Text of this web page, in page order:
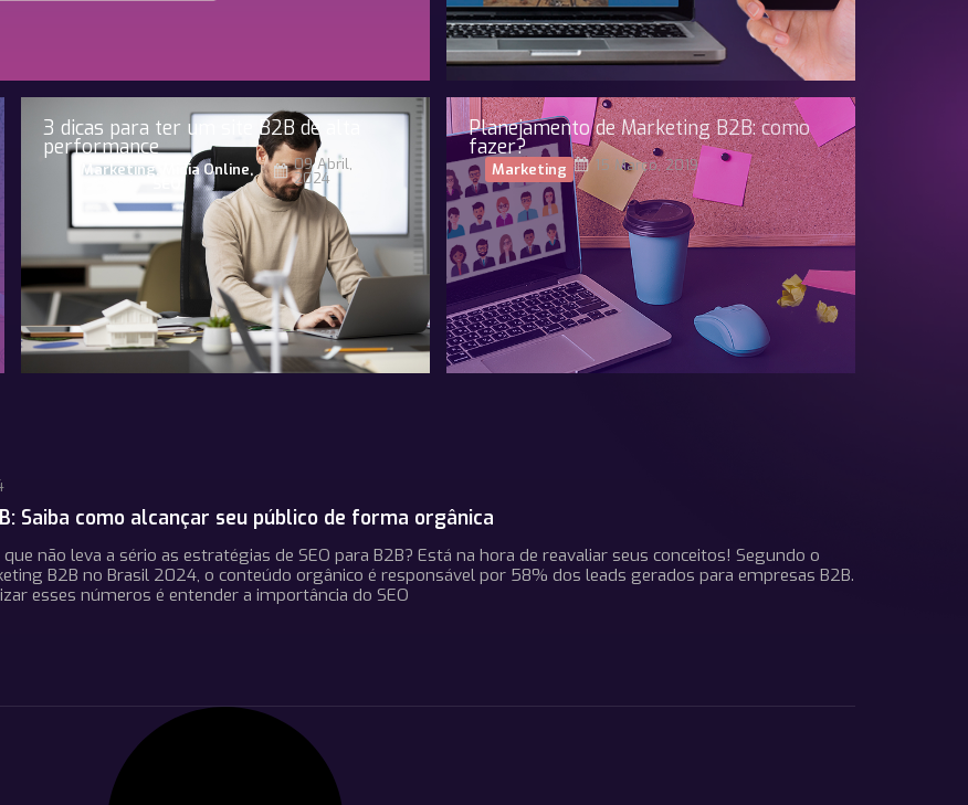
3 dicas para ter um site B2B de alta
performance
Marketing, Midia Online, 09 Abril,
2024
Planejamento de Marketing B2B: como
fazer?
Marketing 15 Março, 2019
Saiba como alcançar seu público de forma orgânica
não leva a sério as estratégias de SEO para B2B? Está na hora de reavaliar seus conceitos! Segundo o
B2B no Brasil 2024, o conteúdo orgânico é responsável por 58% dos leads gerados para empresas B2B.
esses números é entender a importância do SEO